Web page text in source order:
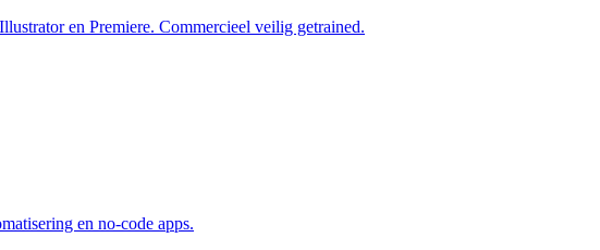
en Premiere. Commercieel veilig getrained.
en no-code apps.